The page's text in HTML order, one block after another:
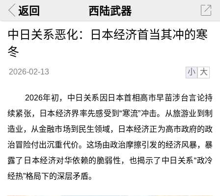
返回 西陆武器
中日关系恶化：日本经济首当其冲的寒
冬
2026-02-13 小 大
2026年初，中日关系因日本首相高市早苗涉台言论持
续紧张，日本经济界率先感受到“寒流”冲击。从旅游业到制
造业，从金融市场到民生领域，日本经济正为高市政府的政
治冒险付出沉重代价。这场由政治摩擦引发的经济风暴，暴
露了日本经济对华依赖的脆弱性，也揭示了中日关系“政冷
经热”格局下的深层矛盾。